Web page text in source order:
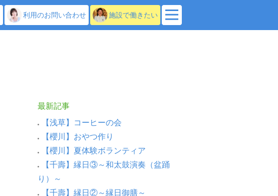
利用のお問い合わせ 施設で働きたい
最新記事
【浅草】コーヒーの会
【櫻川】おやつ作り
【櫻川】夏体験ボランティア
【千壽】縁日③～和太鼓演奏（盆踊
り）～
【千壽】縁日②～縁日御膳～